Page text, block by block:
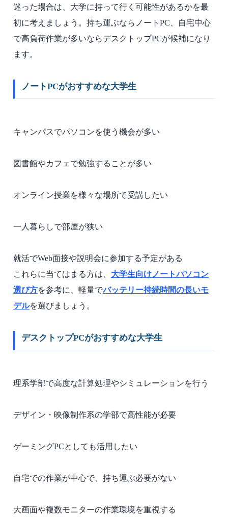
迷った場合は、大学に持って行く可能性があるかを最
初に考えましょう。持ち運ぶならノートPC、自宅中心
で高負荷作業が多いならデスクトップPCが候補になり
ます。
ノートPCがおすすめな大学生
キャンパスでパソコンを使う機会が多い
図書館やカフェで勉強することが多い
オンライン授業を様々な場所で受講したい
一人暮らしで部屋が狭い
就活でWeb面接や説明会に参加する予定がある
これらに当てはまる方は、 大学生向けノートパソコン
選び方を参考に、軽量でバッテリー持続時間の長いモ
デルを選びましょう。
デスクトップPCがおすすめな大学生
理系学部で高度な計算処理やシミュレーションを行う
デザイン・映像制作系の学部で高性能が必要
ゲーミングPCとしても活用したい
自宅での作業が中心で、持ち運ぶ必要がない
大画面や複数モニターの作業環境を重視する